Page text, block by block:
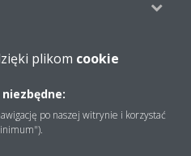
© Daikin
plikom cookie
po naszej witrynie i korzystać